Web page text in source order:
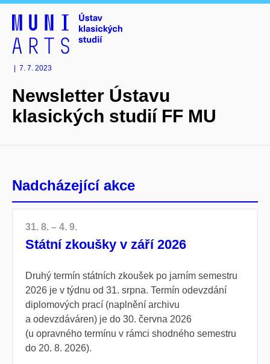
7. 7. 2023
Newsletter Ústavu
klasických studií FF MU
Nadcházející akce
31. 8. – 4. 9.
Státní zkoušky v září 2026
Druhý termín státních zkoušek po jarním semestru
2026 je v týdnu od 31. srpna. Termín odevzdání
diplomových prací (naplnění archivu
a odevzdáváren) je do 30. června 2026
(u opravného termínu v rámci shodného semestru
do 20. 8. 2026).